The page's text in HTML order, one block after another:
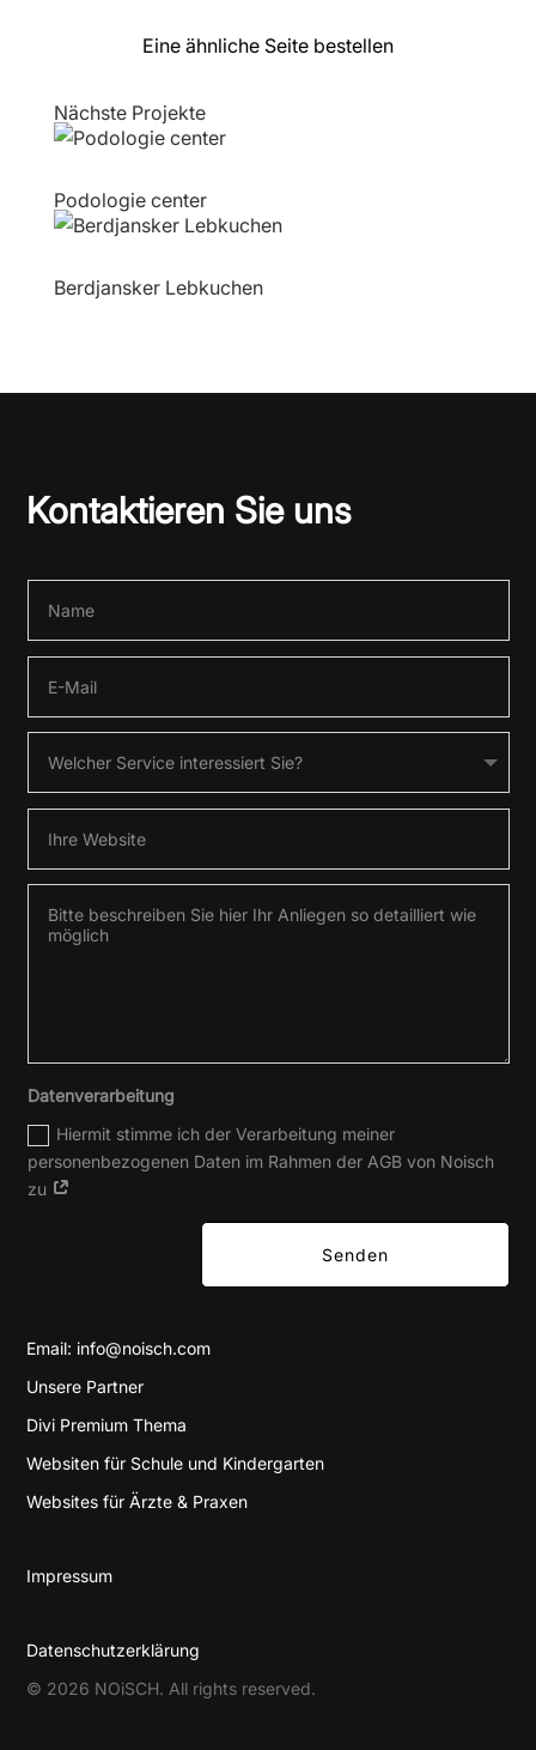
Eine ähnliche Seite bestellen
Nächste Projekte
Podologie center
Berdjansker Lebkuchen
Kontaktieren Sie uns
Datenverarbeitung
Hiermit stimme ich der Verarbeitung meiner
personenbezogenen Daten im Rahmen der AGB von Noisch
zu
Senden
Email: info@noisch.com
Unsere Partner
Divi Premium Thema
Websiten für Schule und Kindergarten
Websites für Ärzte & Praxen
Impressum
Datenschutz­erklärung
© 2026 NOiSCH. All rights reserved.